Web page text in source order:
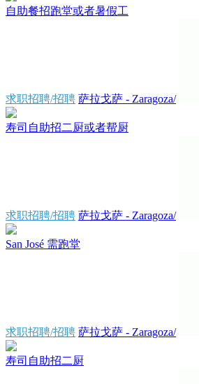
自助餐招跑堂或者暑假工
求职招聘/招聘 萨拉戈萨 - Zaragoza/
寿司自助招二厨或者帮厨
求职招聘/招聘 萨拉戈萨 - Zaragoza/
San José 需跑堂
求职招聘/招聘 萨拉戈萨 - Zaragoza/
寿司自助招二厨